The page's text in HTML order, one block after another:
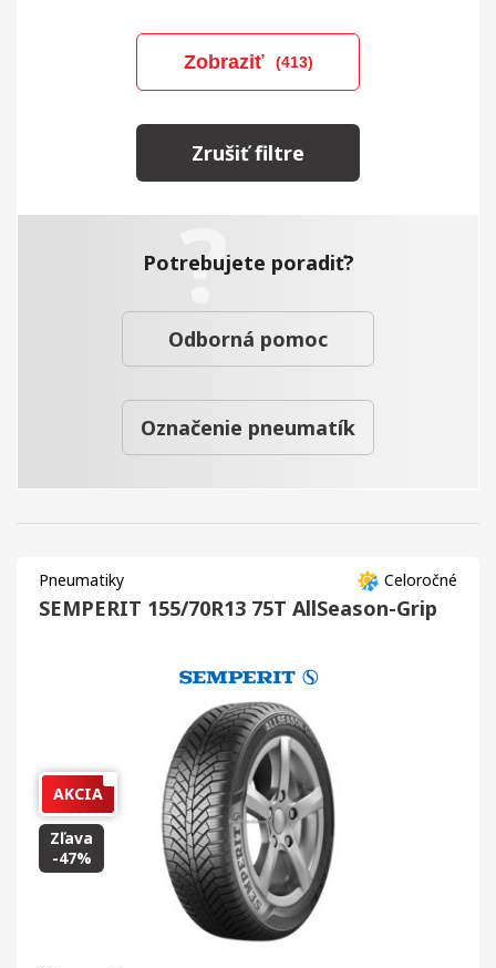
Zobraziť (413)
Zrušiť filtre
Potrebujete poradiť?
Odborná pomoc
Označenie pneumatík
Celoročné
Pneumatiky
SEMPERIT 155/70R13 75T AllSeason-Grip
AKCIA
Zľava
-47%